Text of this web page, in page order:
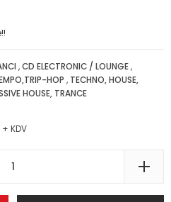
,CD ELECTRONIC / LOUNGE ,
HOP , TECHNO, HOUSE,
HOUSE, TRANCE
+ KDV